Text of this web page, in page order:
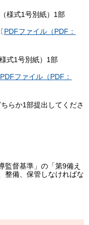
様式1号別紙）1部
PDFファイル（PDF：
式1号別紙）1部
PDFファイル（PDF：
らか1部提出してくださ
監督基準」の「第9備え
整備、保管しなければな